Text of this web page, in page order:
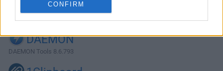
CONFIRM
Alternativas y Software Similar
DAEMON
DAEMON Tools 8.6.793